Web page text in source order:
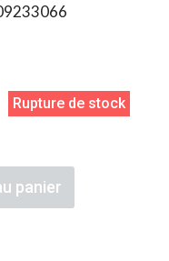
Rupture de stock
panier